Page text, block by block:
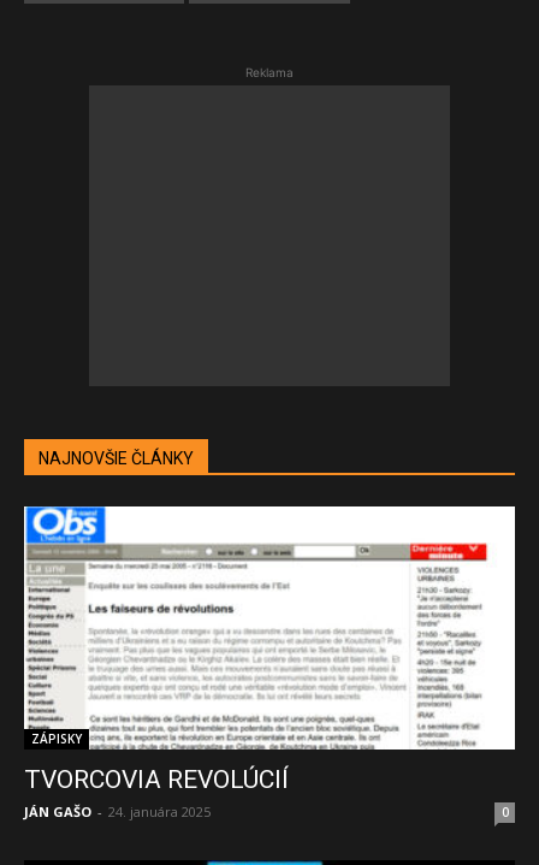
Reklama
NAJNOVŠIE ČLÁNKY
ZÁPISKY
TVORCOVIA REVOLÚCIÍ
JÁN GAŠO - 24. januára 2025 0